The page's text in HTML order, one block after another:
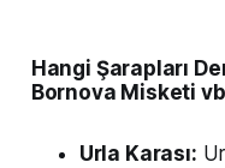
Hangi Şarapları
Bornova Misketi
Urla Karası: